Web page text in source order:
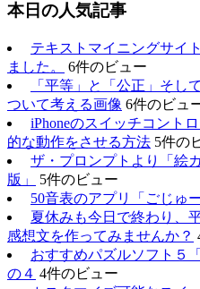
本日の人気記事
テキストマイニングサイ
ました。
6件のビュー
「平等」と「公正」そし
ついて考える画像 6件のビュ
iPhoneのスイッチコント
的な動作をさせる方法 5件の
ザ・プロンプトより「絵
版」
5件のビュー
50音表のアプリ「ごじゅ
夏休みも今日で終わり、
感想文を作ってみませんか？
おすすめパズルソフト５「
の４ 4件のビュー